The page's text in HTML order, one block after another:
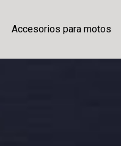
Accesorios para motos